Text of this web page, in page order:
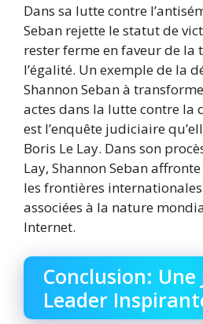
Dans sa lutte contre
Seban rejette le statut de
rester ferme en faveur de la
l’égalité. Un exemple de la
Shannon Seban à
actes dans la lutte contre
est l’enquête judiciaire
Boris Le Lay. Dans son
Lay, Shannon Seban
les frontières
associées à la nature
Internet.
Conclusion: Une
Leader